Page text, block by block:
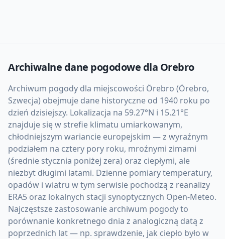
Archiwalne dane pogodowe dla Orebro
Archiwum pogody dla miejscowości Örebro (Örebro,
Szwecja) obejmuje dane historyczne od 1940 roku po
dzień dzisiejszy. Lokalizacja na 59.27°N i 15.21°E
znajduje się w strefie klimatu umiarkowanym,
chłodniejszym wariancie europejskim — z wyraźnym
podziałem na cztery pory roku, mroźnymi zimami
(średnie stycznia poniżej zera) oraz ciepłymi, ale
niezbyt długimi latami. Dzienne pomiary temperatury,
opadów i wiatru w tym serwisie pochodzą z reanalizy
ERA5 oraz lokalnych stacji synoptycznych Open-Meteo.
Najczęstsze zastosowanie archiwum pogody to
porównanie konkretnego dnia z analogiczną datą z
poprzednich lat — np. sprawdzenie, jak ciepło było w